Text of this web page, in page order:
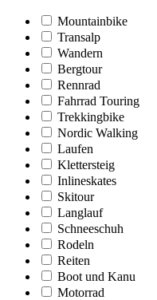
Mountainbike
Transalp
Wandern
Bergtour
Rennrad
Fahrrad Touring
Trekkingbike
Nordic Walking
Laufen
Klettersteig
Inlineskates
Skitour
Langlauf
Schneeschuh
Rodeln
Reiten
Boot und Kanu
Motorrad